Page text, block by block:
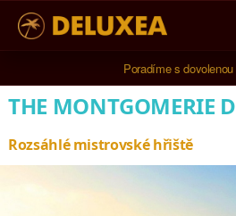
Poradíme s
THE MONTGOMERIE
Rozsáhlé mistrovské hřiště